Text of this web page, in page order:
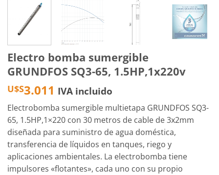
Electro bomba sumergible
GRUNDFOS SQ3-65, 1.5HP,1x220v
U$S3.011 IVA incluido
Electrobomba sumergible multietapa GRUNDFOS SQ3-
65, 1.5HP,1×220 con 30 metros de cable de 3x2mm
diseñada para suministro de agua doméstica,
transferencia de líquidos en tanques, riego y
aplicaciones ambientales. La electrobomba tiene
impulsores «flotantes», cada uno con su propio